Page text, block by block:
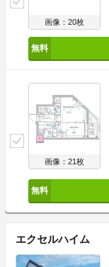
画像：20枚
画像：21枚
エクセルハイム